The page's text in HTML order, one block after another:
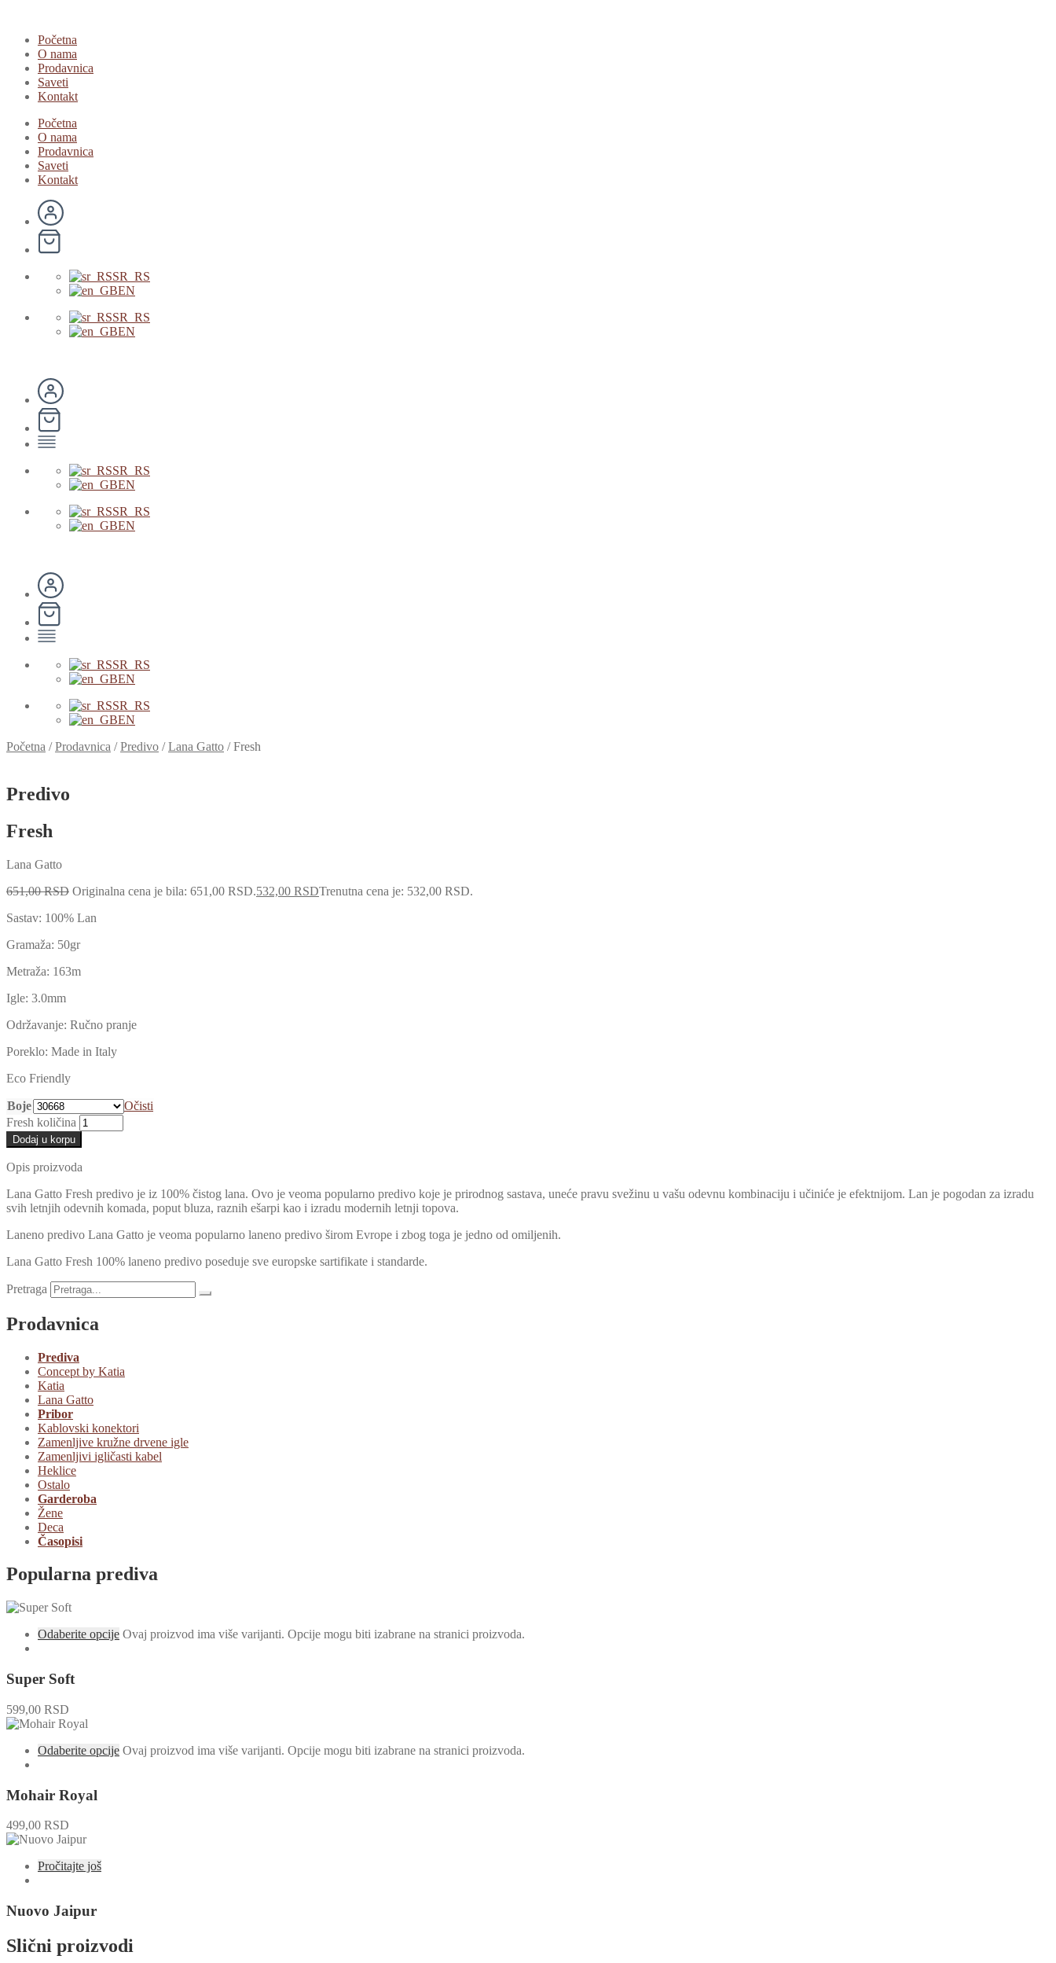
Početna
O nama
Prodavnica
Saveti
Kontakt
Početna
O nama
Prodavnica
Saveti
Kontakt
SR_RS
EN
SR_RS
EN
SR_RS
EN
SR_RS
EN
SR_RS
EN
SR_RS
EN
Početna /Prodavnica /Predivo /Lana Gatto /Fresh
Predivo
Fresh
Lana Gatto
651,00RSD Originalna cena je bila: 651,00 RSD.532,00 RSDTrenutna cena je: 532,00 RSD.
Sastav: 100% Lan
Gramaža: 50gr
Metraža: 163m
Igle: 3.0mm
Održavanje: Ručno pranje
Poreklo: Made in Italy
Eco Friendly
Boje
Očisti
Fresh količina
Dodaj u korpu
Opis proizvoda
Lana Gatto Fresh predivo je iz 100% čistog lana. Ovo je veoma popularno predivo koje je prirodnog sastava, uneće pravu svežinu u vašu odevnu kombinaciju i učiniće je efektnijom. Lan je pogodan za izradu
svih letnjih odevnih komada, poput bluza, raznih ešarpi kao i izradu modernih letnji topova.
Laneno predivo Lana Gatto je veoma popularno laneno predivo širom Evrope i zbog toga je jedno od omiljenih.
Lana Gatto Fresh 100% laneno predivo poseduje sve europske sartifikate i standarde.
Pretraga
Prodavnica
Prediva
Concept by Katia
Katia
Lana Gatto
Pribor
Kablovski konektori
Zamenljive kružne drvene igle
Zamenljivi igličasti kabel
Heklice
Ostalo
Garderoba
Žene
Deca
Časopisi
Popularna prediva
Odaberite opcije Ovaj proizvod ima više varijanti. Opcije mogu biti izabrane na stranici proizvoda.
Super Soft
599,00 RSD
Odaberite opcije Ovaj proizvod ima više varijanti. Opcije mogu biti izabrane na stranici proizvoda.
Mohair Royal
499,00 RSD
Pročitajte još
Nuovo Jaipur
Slični proizvodi